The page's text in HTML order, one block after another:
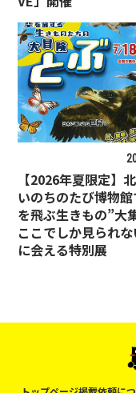
【2026年夏限定】
いのちのたび博物
を飛ぶ生きもの”大
ここでしか見られ
に会える特別展